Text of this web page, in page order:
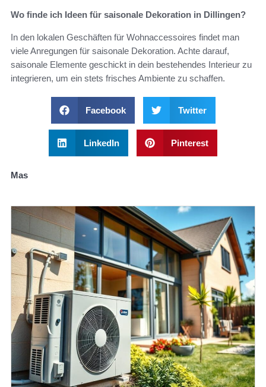
Wo finde ich Ideen für saisonale Dekoration in Dillingen?
In den lokalen Geschäften für Wohnaccessoires findet man
viele Anregungen für saisonale Dekoration. Achte darauf,
saisonale Elemente geschickt in dein bestehendes Interieur zu
integrieren, um ein stets frisches Ambiente zu schaffen.
Facebook Twitter
LinkedIn Pinterest
Mas